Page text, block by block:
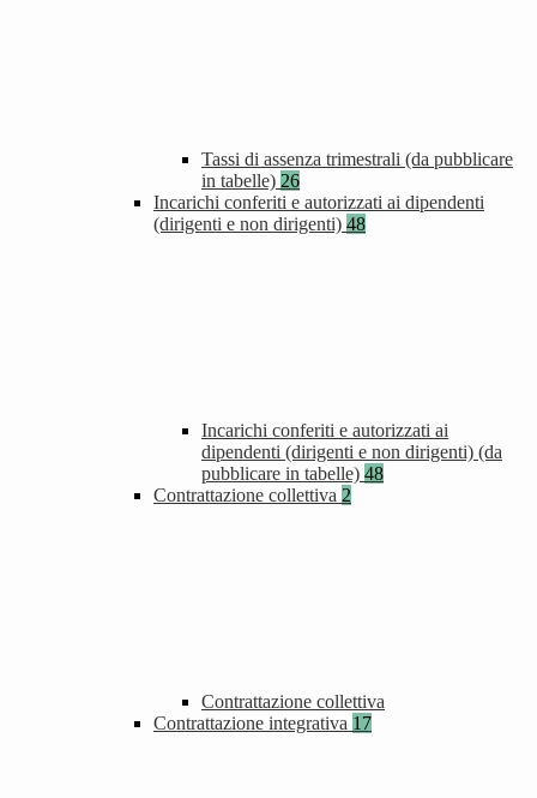
Tassi di assenza trimestrali (da pubblicare
in tabelle) 26
Incarichi conferiti e autorizzati ai dipendenti
(dirigenti e non dirigenti) 48
Incarichi conferiti e autorizzati ai
dipendenti (dirigenti e non dirigenti) (da
pubblicare in tabelle) 48
Contrattazione collettiva 2
Contrattazione collettiva
Contrattazione integrativa 17